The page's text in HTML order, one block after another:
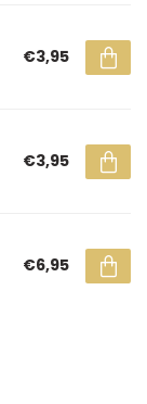
€3,95
€3,95
€6,95